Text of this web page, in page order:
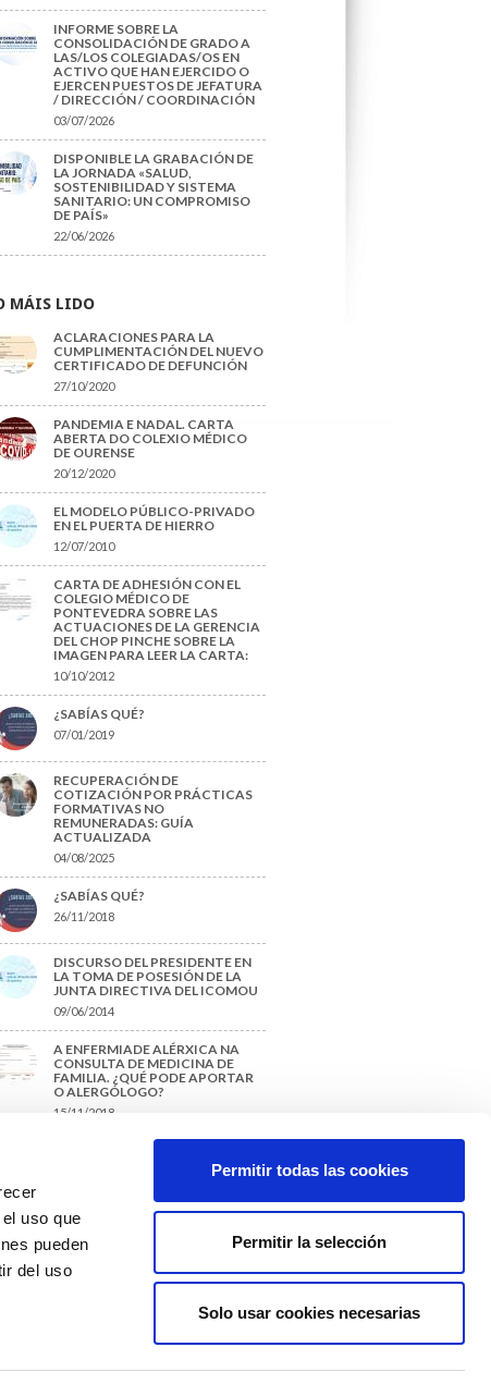
uso que
pueden
del uso
Permitir todas las cookies
Permitir la selección
Solo usar cookies necesarias
INFORME SOBRE LA
CONSOLIDACIÓN DE GRADO A
LAS/LOS COLEGIADAS/OS EN
ACTIVO QUE HAN EJERCIDO O
EJERCEN PUESTOS DE JEFATURA
/ DIRECCIÓN / COORDINACIÓN
03/07/2026
DISPONIBLE LA GRABACIÓN DE
LA JORNADA «SALUD,
SOSTENIBILIDAD Y SISTEMA
SANITARIO: UN COMPROMISO
DE PAÍS»
22/06/2026
MÁIS LIDO
ACLARACIONES PARA LA
CUMPLIMENTACIÓN DEL NUEVO
CERTIFICADO DE DEFUNCIÓN
27/10/2020
PANDEMIA E NADAL. CARTA
ABERTA DO COLEXIO MÉDICO
DE OURENSE
20/12/2020
EL MODELO PÚBLICO-PRIVADO
EN EL PUERTA DE HIERRO
12/07/2010
CARTA DE ADHESIÓN CON EL
COLEGIO MÉDICO DE
PONTEVEDRA SOBRE LAS
ACTUACIONES DE LA GERENCIA
DEL CHOP PINCHE SOBRE LA
IMAGEN PARA LEER LA CARTA:
10/10/2012
¿SABÍAS QUÉ?
07/01/2019
RECUPERACIÓN DE
COTIZACIÓN POR PRÁCTICAS
FORMATIVAS NO
REMUNERADAS: GUÍA
ACTUALIZADA
04/08/2025
¿SABÍAS QUÉ?
26/11/2018
DISCURSO DEL PRESIDENTE EN
LA TOMA DE POSESIÓN DE LA
JUNTA DIRECTIVA DEL ICOMOU
09/06/2014
A ENFERMIADE ALÉRXICA NA
CONSULTA DE MEDICINA DE
FAMILIA. ¿QUÉ PODE APORTAR
O ALERGÓLOGO?
15/11/2018
UN TRABAJO FIN DE GRADO?
Colexio Médicos
Ourense